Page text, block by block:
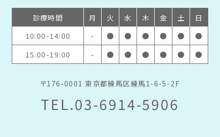
診療時間 月 火 水 木 金 土
日
10:00-14:00
- ● ● ● ● ●
●
15:00-19:00
- ● ● ● ● ● ●
〒176-0001 東京都練馬区練馬1-6-5-2F
TEL.03-6914-5906